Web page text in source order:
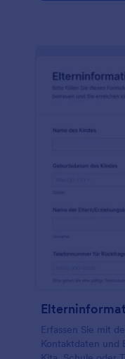
Erfassen Sie mit
Kontaktdaten und